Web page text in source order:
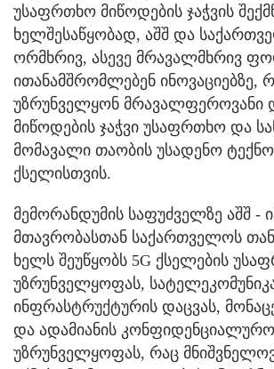
უსაფრთხო მიწოდების ჯაჭვის
ხელშესაწყობად, აშშ და
ორმხრივ, ასევე მრავალმხრივ
ითანამშრომლებენ ინოვაციებზე,
უზრუნველყონ მრავალფეროვანი
მიწოდების ჯაჭვი უსაფრთხო და
მომავალი თაობის უსადენო
ქსელისთვის.
მემორანდუმის საფუძველზე აშშ -
მთავრობასთან საქართველოს
ხელს შეუწყობს 5G ქსელების
უზრუნველყოფას,
ინფრასტრუქტურის დაცვას,
და ადამიანის
უზრუნველყოფას, რაც